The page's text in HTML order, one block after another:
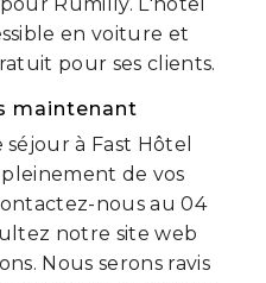
en voiture et
pour ses clients.
maintenant
à Fast Hôtel
de vos
nous au 04
notre site web
Nous serons ravis